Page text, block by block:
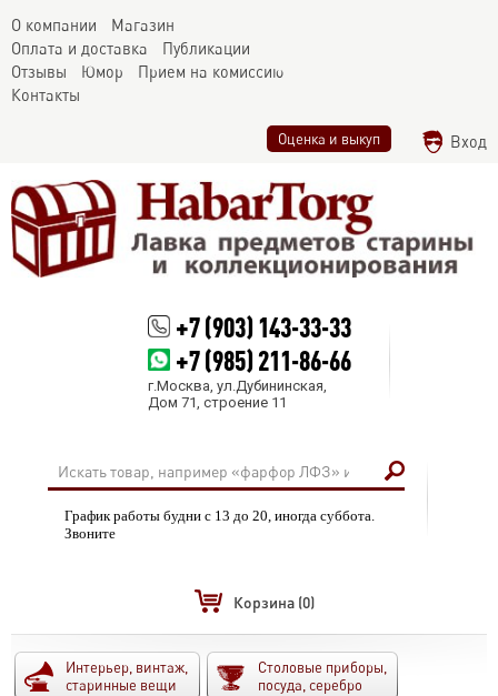
О компании
Магазин
Оплата и доставка
Публикации
Отзывы
Юмор
Прием на комиссию
Контакты
Оценка и выкуп Вход
+7 (903) 143-33-33
+7 (985) 211-86-66
г.Москва, ул.Дубининская,
Дом 71, строение 11
График работы будни с 13 до 20, иногда суббота.
Звоните
Корзина (0)
Интерьер, винтаж,
старинные вещи
Столовые приборы,
посуда, серебро